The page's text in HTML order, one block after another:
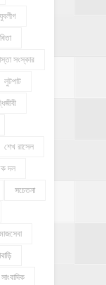
যুবলীগ
সংস্কার
লুটপাট
শেখ রাসেল
দল
সচেতনা
সাংবাদিক